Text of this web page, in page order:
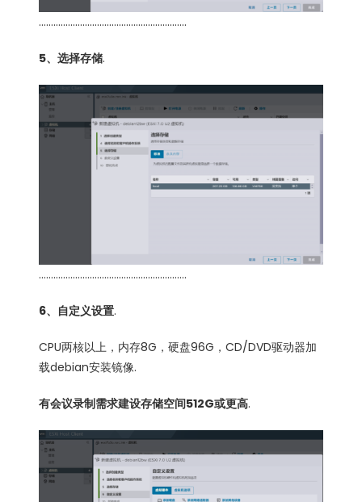
…………………………………………………….
5、选择存储.
…………………………………………………….
6、自定义设置.
CPU两核以上，内存8G，硬盘96G，CD/DVD驱动器加
载debian安装镜像.
有会议录制需求建设存储空间512G或更高.